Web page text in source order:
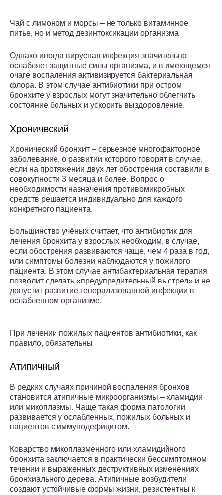
Чай с лимоном и морсы – не только витаминное
питье, но и метод дезинтоксикации организма
Однако иногда вирусная инфекция значительно
ослабляет защитные силы организма, и в имеющемся
очаге воспаления активизируется бактериальная
флора. В этом случае антибиотики при остром
бронхите у взрослых могут значительно облегчить
состояние больных и ускорить выздоровление.
Хронический
Хронический бронхит – серьезное многофакторное
заболевание, о развитии которого говорят в случае,
если на протяжении двух лет обострения составили в
совокупности 3 месяца и более. Вопрос о
необходимости назначения противомикробных
средств решается индивидуально для каждого
конкретного пациента.
Большинство учёных считает, что антибиотик для
лечения бронхита у взрослых необходим, в случае,
если обострения развиваются чаще, чем 4 раза в год,
или симптомы болезни наблюдаются у пожилого
пациента. В этом случае антибактериальная терапия
позволит сделать «предупредительный выстрел» и не
допустит развитие генерализованной инфекции в
ослабленном организме.
При лечении пожилых пациентов антибиотики, как
правило, обязательны
Атипичный
В редких случаях причиной воспаления бронхов
становится атипичные микроорганизмы – хламидии
или микоплазмы. Чаще такая форма патологии
развивается у ослабленных, пожилых больных и
пациентов с иммунодефицитом.
Коварство микоплазменного или хламидийного
бронхита заключается в практически бессимптомном
течении и выраженных деструктивных изменениях
бронхиального дерева. Атипичные возбудители
создают устойчивые формы жизни, резистентны к